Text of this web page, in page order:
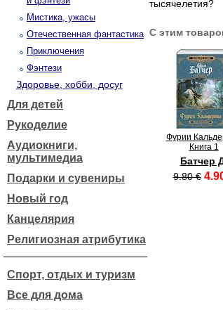
Мистика, ужасы
Отечественная фантастика
Приключения
Фэнтези
Здоровье, хобби, досуг
Для детей
Рукоделие
Аудиокниги,
мультимедиа
Подарки и сувениры
Новый год
Канцелярия
Религиозная атрибутика
Спорт, отдых и туризм
Все для дома
тысячелетия?
С этим
Фурии
Книга 1
Батчер
9.80 €